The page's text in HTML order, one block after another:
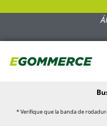
* Verifique que la banda de